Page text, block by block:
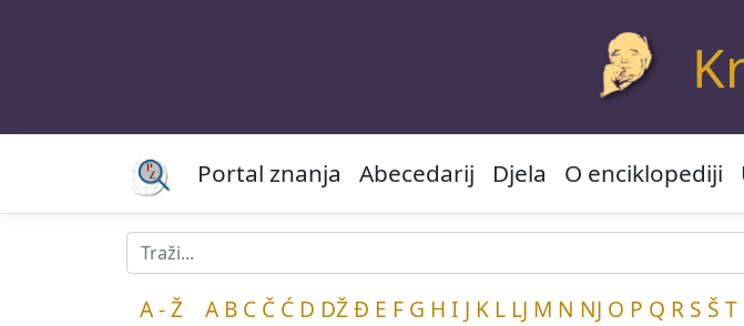
Portal znanja Abecedarij Djela O enciklopediji
A - Ž A B C Č Ć D DŽĐ E F G H I J K L LJ M N NJ O P Q R S Š T